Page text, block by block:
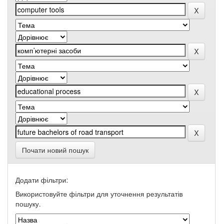
Почати новий пошук
Додати фільтри:
Використовуйте фільтри для уточнення результатів
пошуку.